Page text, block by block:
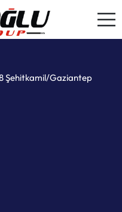
Şehitkamil/Gaziantep